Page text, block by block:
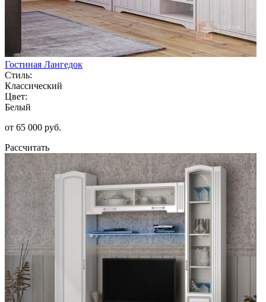
Гостиная Лангедок
Стиль:
Классический
Цвет:
Белый
от 65 000 руб.
Рассчитать